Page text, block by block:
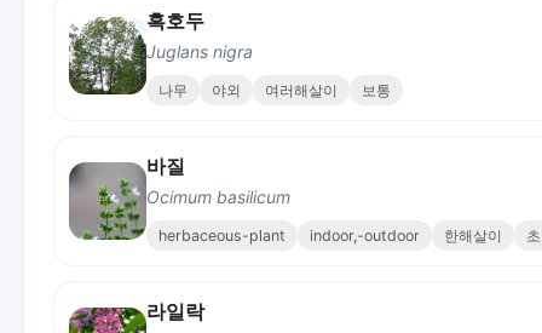
흑호두
Juglans nigra
나무 야외 여러해살이 보통
바질
Ocimum basilicum
herbaceous-plant indoor,-outdoor 한해살이
라일락